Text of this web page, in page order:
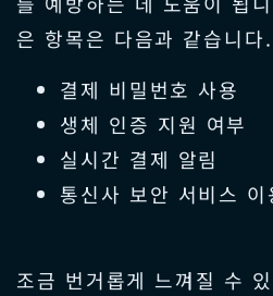
은 항목은 다음과 같습니다.
결제 비밀번호 사용
생체 인증 지원 여부
실시간 결제 알림
통신사 보안 서비스 이
조금 번거롭게 느껴질 수